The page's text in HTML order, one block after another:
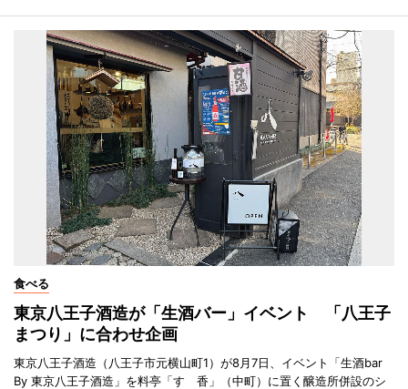
食べる
東京八王子酒造が「生酒バー」イベント 「八王子
まつり」に合わせ企画
東京八王子酒造（八王子市元横山町1）が8月7日、イベント「生酒bar
By 東京八王子酒造」を料亭「すゞ香」（中町）に置く醸造所併設のシ